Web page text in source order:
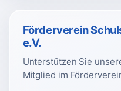
Förderverein
e.V.
Unterstützen Sie
Mitglied im